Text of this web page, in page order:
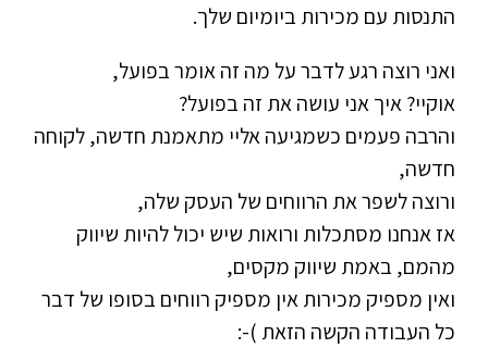
התנסות עם מכירות ביומיום שלך.
ואני רוצה רגע לדבר על מה זה אומר בפועל,
אוקיי? איך אני עושה את זה בפועל?
והרבה פעמים כשמגיעה אליי מתאמנת חדשה, לקוחה
חדשה,
ורוצה לשפר את הרווחים של העסק שלה,
אז אנחנו מסתכלות ורואות שיש יכול להיות שיווק
מהמם, באמת שיווק מקסים,
ואין מספיק מכירות אין מספיק רווחים בסופו של דבר
כל העבודה הקשה הזאת )-: